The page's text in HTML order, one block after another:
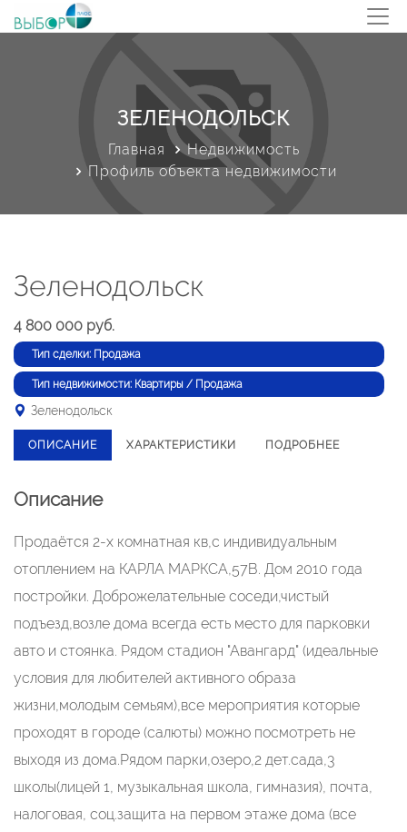
ЗЕЛЕНОДОЛЬСК
Главная
Недвижимость
Профиль объекта недвижимости
Зеленодольск
4 800 000 руб.
Тип сделки: Продажа
Тип недвижимости: Квартиры / Продажа
Зеленодольск
ОПИСАНИЕ ХАРАКТЕРИСТИКИ ПОДРОБНЕЕ
Описание
Продаётся 2-х комнатная кв,с индивидуальным
отоплением на КАРЛА МАРКСА,57В. Дом 2010 года
постройки. Доброжелательные соседи,чистый
подъезд,возле дома всегда есть место для парковки
авто и стоянка. Рядом стадион "Авангард" (идеальные
условия для любителей активного образа
жизни,молодым семьям),все мероприятия которые
проходят в городе (салюты) можно посмотреть не
выходя из дома.Рядом парки,озеро,2 дет.сада,3
школы(лицей 1, музыкальная школа, гимназия), почта,
налоговая, соц.защита на первом этаже дома (все